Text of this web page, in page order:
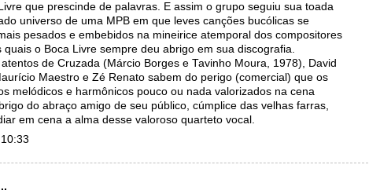
que prescinde de palavras. E assim o grupo seguiu sua toada
universo de uma MPB em que leves canções bucólicas se
pesados e embebidos na mineirice atemporal dos compositores
quais o Boca Livre sempre deu abrigo em sua discografia.
de Cruzada (Márcio Borges e Tavinho Moura, 1978), David
Maestro e Zé Renato sabem do perigo (comercial) que os
melódicos e harmônicos pouco ou nada valorizados na cena
do abraço amigo de seu público, cúmplice das velhas farras,
em cena a alma desse valoroso quarteto vocal.